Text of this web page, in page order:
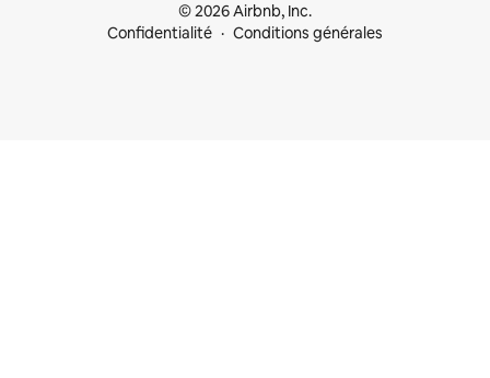
© 2026 Airbnb, Inc.
Confidentialité
Conditions générales